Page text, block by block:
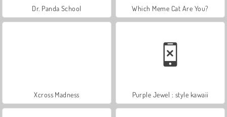
Dr. Panda School Which Meme Cat Are You?
Xcross Madness Purple Jewel : style kawaii